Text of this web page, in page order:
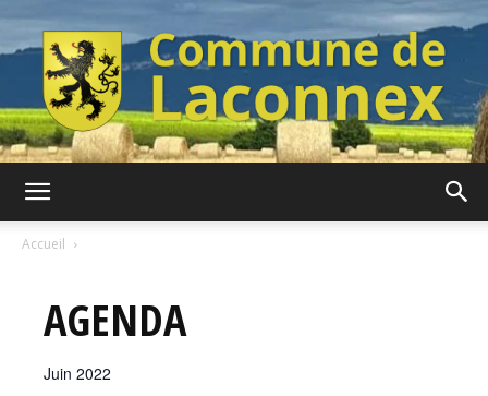
Accueil
AGENDA
Juin 2022